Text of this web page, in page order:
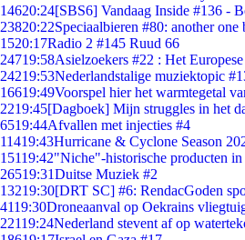
14620:24[SBS6] Vandaag Inside #136 -
23820:22Speciaalbieren #80: another one
1520:17Radio 2 #145 Ruud 66
24719:58Asielzoekers #22 : Het
24219:53Nederlandstalige muziektopic
16619:49Voorspel hier het warmtegetal
2219:45[Dagboek] Mijn struggles in het
6519:44Afvallen met injecties #4
11419:43Hurricane & Cyclone Season
15119:42"Niche"-historische producten in
26519:31Duitse Muziek #2
13219:30[DRT SC] #6: RendacGoden
4119:30Droneaanval op Oekrains
22119:24Nederland stevent af op